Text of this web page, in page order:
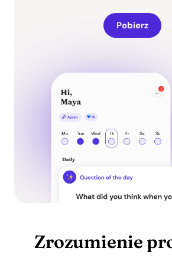
Pobierz
Zrozumienie